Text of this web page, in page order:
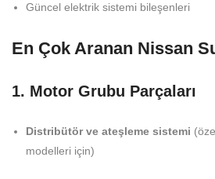
Güncel elektrik sistemi bileşenleri
En Çok Aranan Nissan
1. Motor Grubu Parçaları
Distribütör ve ateşleme sistemi
modelleri için)